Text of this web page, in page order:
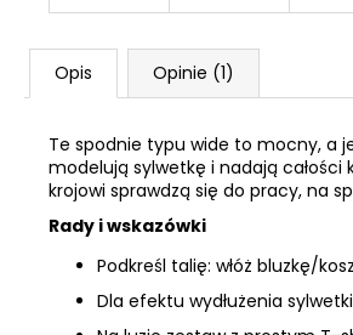
Opis Opinie (1)
Te spodnie typu wide to mocny, a
modelują sylwetkę i nadają całości
krojowi sprawdzą się do pracy, na
Rady i wskazówki
Podkreśl talię: włóż bluzkę/
Dla efektu wydłużenia